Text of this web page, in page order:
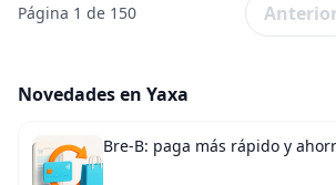
Página 1 de 150
Novedades en Yaxa
Bre-B: paga más rápido y